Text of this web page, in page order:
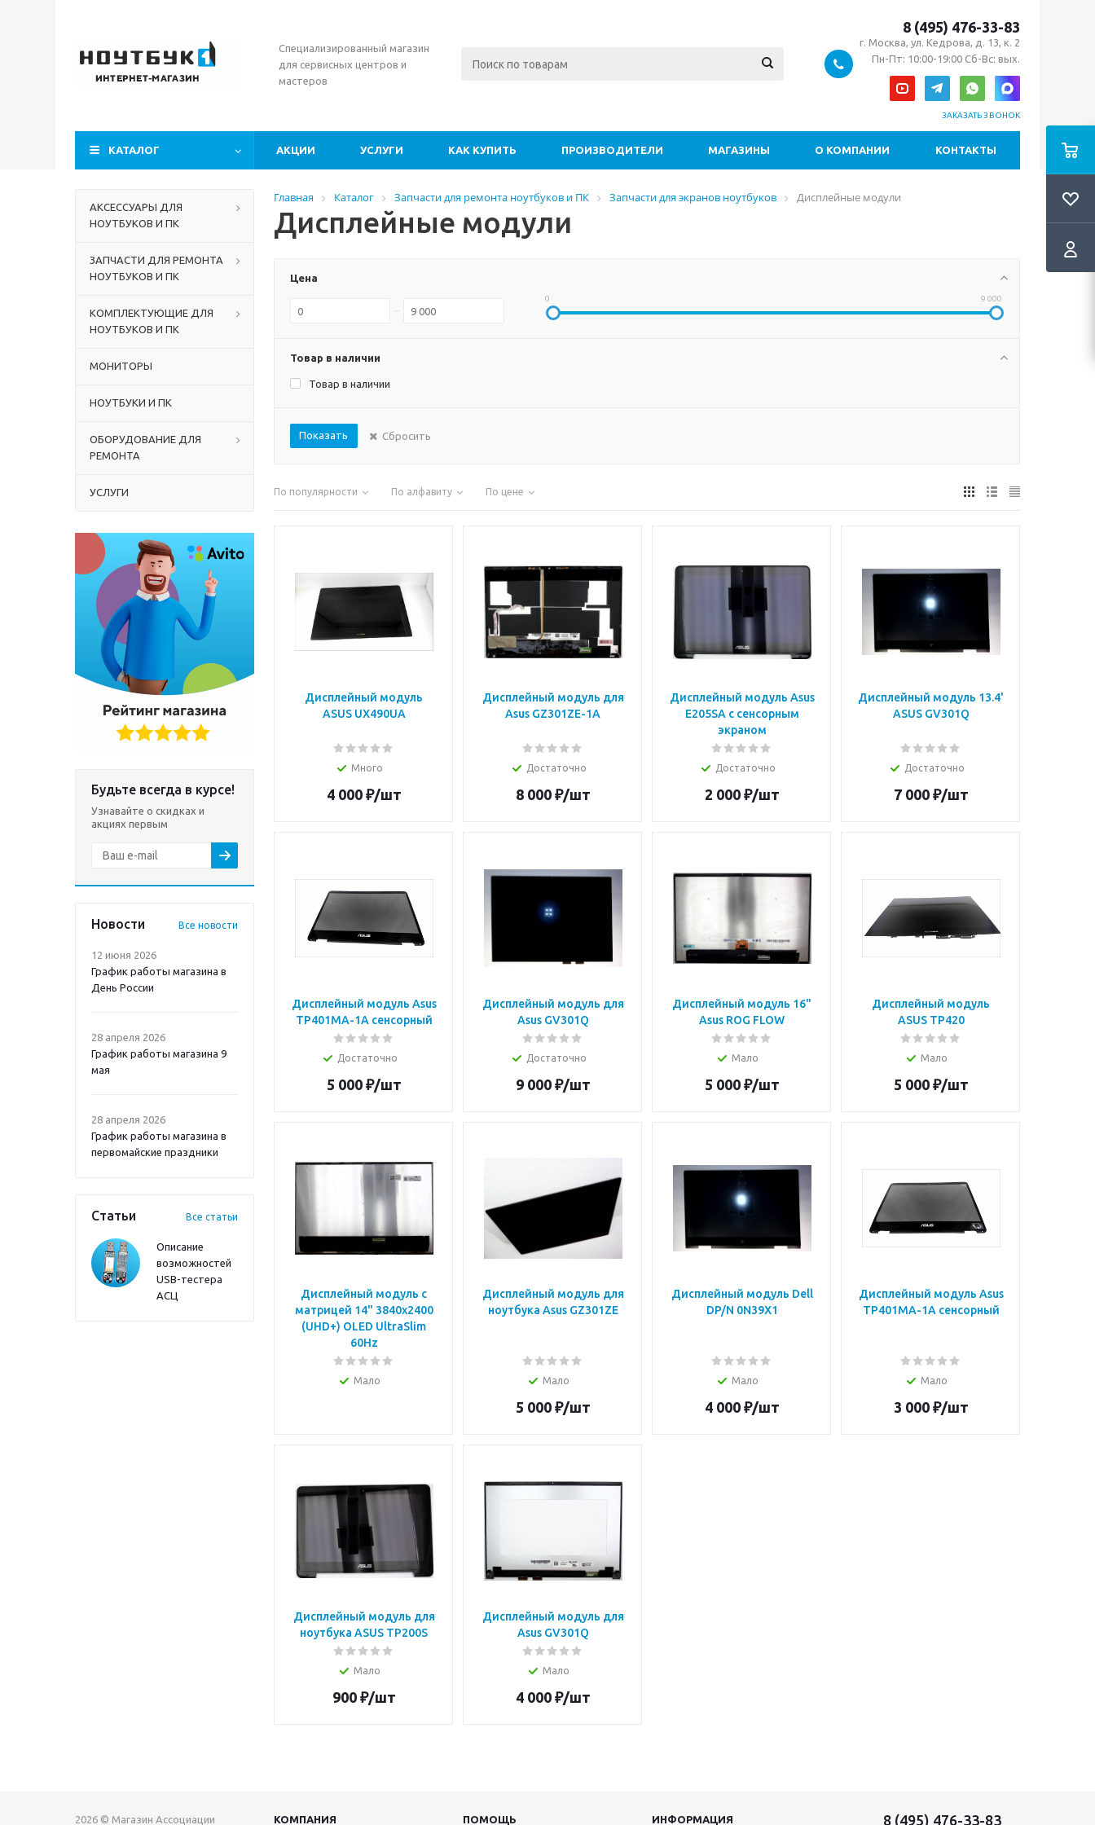
Специализированный магазин
для сервисных центров и
мастеров
8 (495) 476-33-83
г. Москва, ул. Кедрова, д. 13, к. 2
Пн-Пт: 10:00-19:00 Сб-Вс: вых.
ЗАКАЗАТЬ ЗВОНОК
КАТАЛОГ АКЦИИ УСЛУГИ КАК КУПИТЬ ПРОИЗВОДИТЕЛИ МАГАЗИНЫ О КОМПАНИИ КОНТАКТЫ
АКСЕССУАРЫ ДЛЯ
НОУТБУКОВ И ПК
ЗАПЧАСТИ ДЛЯ РЕМОНТА
НОУТБУКОВ И ПК
КОМПЛЕКТУЮЩИЕ ДЛЯ
НОУТБУКОВ И ПК
МОНИТОРЫ
НОУТБУКИ И ПК
ОБОРУДОВАНИЕ ДЛЯ
РЕМОНТА
УСЛУГИ
Будьте всегда в курсе!
Узнавайте о скидках и
акциях первым
Новости Все новости
12 июня 2026
График работы магазина в
День России
28 апреля 2026
График работы магазина 9
мая
28 апреля 2026
График работы магазина в
первомайские праздники
Статьи Все статьи
Описание
возможностей
USB-тестера
АСЦ
Главная Каталог Запчасти для ремонта ноутбуков и ПК Запчасти для экранов ноутбуков Дисплейные модули
Дисплейные модули
Цена
0 9 000
Товар в наличии
Товар в наличии
Показать Сбросить
По популярности По алфавиту По цене
Дисплейный модуль
ASUS UX490UA
Много
4 000₽/шт
Дисплейный модуль для
Asus GZ301ZE-1A
Достаточно
8 000₽/шт
Дисплейный модуль Asus
E205SA с сенсорным
экраном
Достаточно
2 000₽/шт
Дисплейный модуль 13.4'
ASUS GV301Q
Достаточно
7 000₽/шт
Дисплейный модуль Asus
TP401MA-1A сенсорный
Достаточно
5 000₽/шт
Дисплейный модуль для
Asus GV301Q
Достаточно
9 000₽/шт
Дисплейный модуль 16"
Asus ROG FLOW
Мало
5 000₽/шт
Дисплейный модуль
ASUS TP420
Мало
5 000₽/шт
Дисплейный модуль с
матрицей 14" 3840x2400
(UHD+) OLED UltraSlim
60Hz
Мало
Дисплейный модуль для
ноутбука Asus GZ301ZE
Мало
5 000₽/шт
Дисплейный модуль Dell
DP/N 0N39X1
Мало
4 000₽/шт
Дисплейный модуль Asus
TP401MA-1A сенсорный
Мало
3 000₽/шт
Дисплейный модуль для
ноутбука ASUS TP200S
Мало
900₽/шт
Дисплейный модуль для
Asus GV301Q
Мало
4 000₽/шт
2026 © Магазин Ассоциации КОМПАНИЯ ПОМОЩЬ ИНФОРМАЦИЯ 8 (495) 476-33-83